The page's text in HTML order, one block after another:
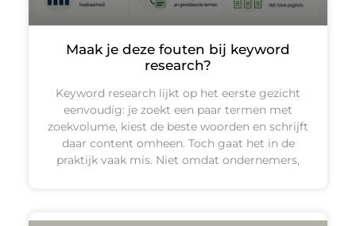
Maak je deze fouten bij keyword
research?
Keyword research lijkt op het eerste gezicht
eenvoudig: je zoekt een paar termen met
zoekvolume, kiest de beste woorden en schrijft
daar content omheen. Toch gaat het in de
praktijk vaak mis. Niet omdat ondernemers,